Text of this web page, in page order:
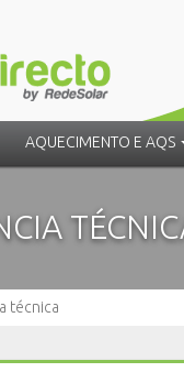
AQUECIMENTO E AQS
técnica